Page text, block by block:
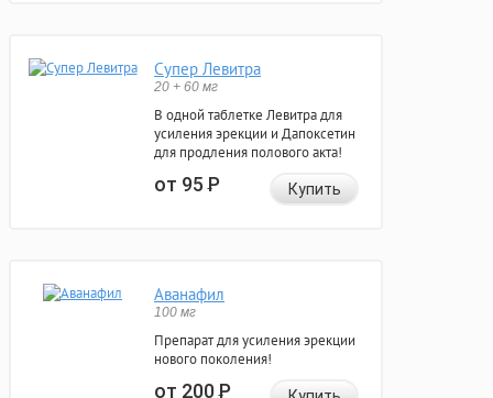
Супер Левитра
20 + 60 мг
В одной таблетке Левитра для
усиления эрекции и Дапоксетин
для продления полового акта!
от 95Р Купить
Аванафил
100 мг
Препарат для усиления эрекции
нового поколения!
от 200Р